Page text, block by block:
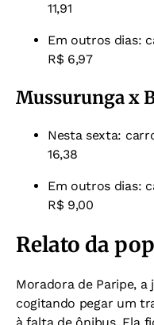
11,91
Em outros dias:
R$ 6,97
Mussurunga x
Nesta sexta:
16,38
Em outros dias:
R$ 9,00
Relato da
Moradora de Paripe, a
cogitando pegar um